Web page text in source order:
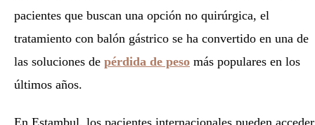
pacientes que buscan una opción no quirúrgica, el
tratamiento con balón gástrico se ha convertido en una de
las soluciones de pérdida de peso más populares en los
últimos años.